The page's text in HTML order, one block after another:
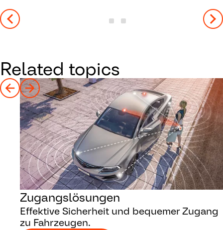
Related topics
Zugangslösungen
Effektive Sicherheit und bequemer Zugang
zu Fahrzeugen.